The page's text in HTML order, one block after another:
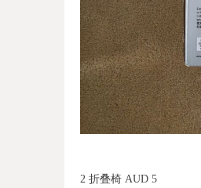
2 折叠椅 AUD 5